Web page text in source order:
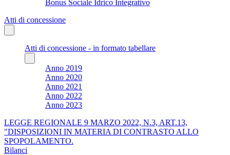
Bonus Sociale Idrico Integrativo
Atti di concessione
Atti di concessione - in formato tabellare
Anno 2019
Anno 2020
Anno 2021
Anno 2022
Anno 2023
LEGGE REGIONALE 9 MARZO 2022, N.3, ART.13,
"DISPOSIZIONI IN MATERIA DI CONTRASTO ALLO
SPOPOLAMENTO.
Bilanci